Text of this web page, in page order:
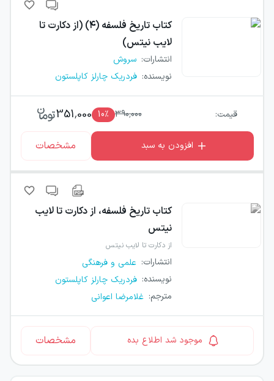
کتاب
تاریخ فلسفه (۴) (از دکارت تا
لایب نیتس)
انتشارات: سروش
نویسنده: فردریک چارلز کاپلستون
قیمت: 390,000
10٪ 351,000
افزودن به سبد مشخصات
کتاب تاریخ فلسفه، از دکارت تا لایب
نیتس
از دکارت تا لایب نیتس
انتشارات: علمی و فرهنگی
نویسنده: فردریک چارلز کاپلستون
مترجم: غلامرضا اعوانی
موجود شد اطلاع بده مشخصات